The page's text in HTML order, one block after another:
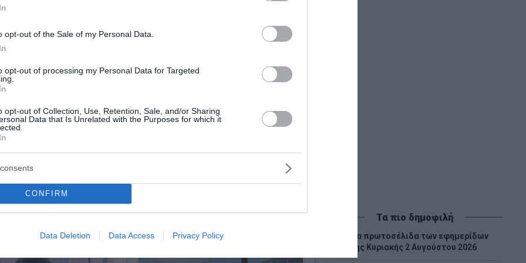
opt-out of the Sale of my Personal Data.
opt-out of processing my Personal Data for Targeted
opt-out of Collection, Use, Retention, Sale, and/or Sharing
Data that Is Unrelated with the Purposes for which it
CONFIRM
Data Deletion Data Access Privacy Policy
αλλά το drone
και μέτρα για την άμεση αντιμετώπισή του
δεν θα αδικηθεί - Υπάρχει δυνατότητα ενστάσεων
Lykavitos.gr στο Google News
όλες τις ειδήσεις
Τα πιο δημοφιλή
Tα πρωτοσέλιδα των εφημερίδων
της Κυριακής 2 Αυγούστου 2026